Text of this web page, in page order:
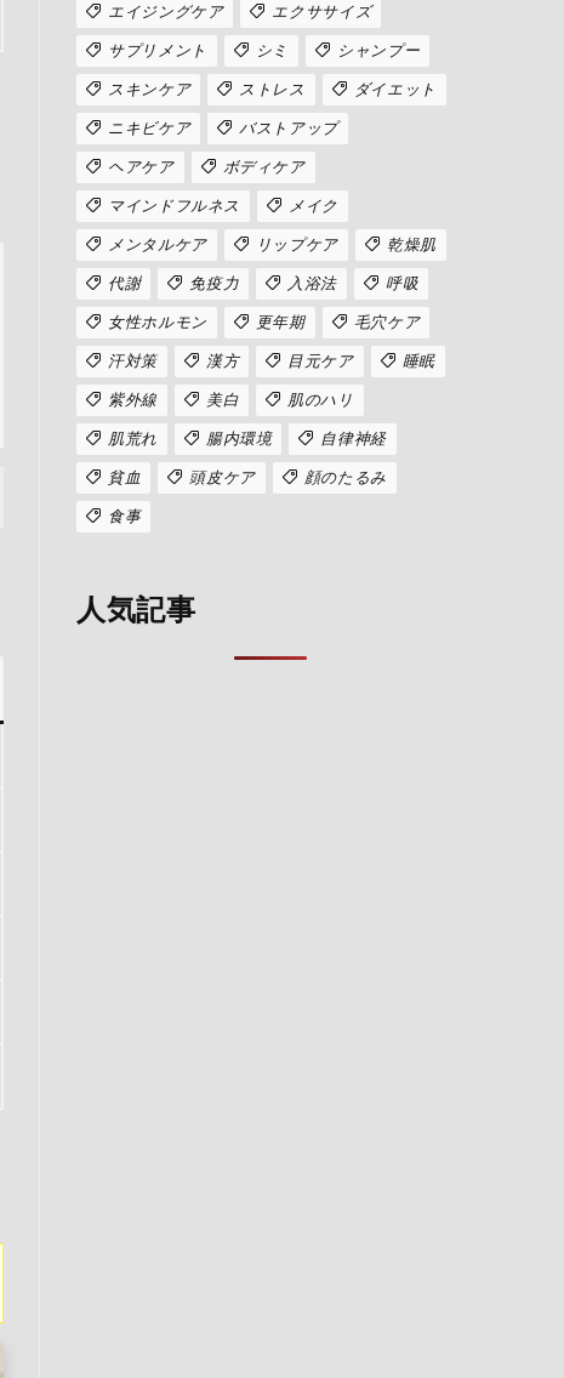
エイジングケア エクササイズ
サプリメント シミ シャンプー
スキンケア ストレス ダイエット
ニキビケア バストアップ
ヘアケア ボディケア
マインドフルネス メイク
メンタルケア リップケア 乾燥肌
代謝 免疫力 入浴法 呼吸
女性ホルモン 更年期 毛穴ケア
汗対策 漢方 目元ケア 睡眠
紫外線 美白 肌のハリ
肌荒れ 腸内環境 自律神経
貧血 頭皮ケア 顔のたるみ
食事
人気記事